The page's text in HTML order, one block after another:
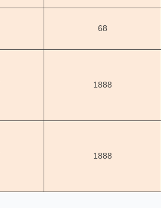
68
1888
1888